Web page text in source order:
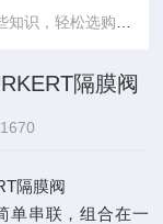
轻松选购宝德BURKERT隔膜阀
隔膜阀
隔膜阀
单串联，组合在一